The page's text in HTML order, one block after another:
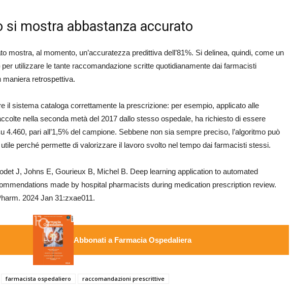
si mostra abbastanza accurato
mostra, al momento, un’accuratezza predittiva dell’81%. Si delinea, quindi, come un
utilizzare le tante raccomandazione scritte quotidianamente dai farmacisti
maniera retrospettiva.
il sistema cataloga correttamente la prescrizione: per esempio, applicato alle
nella seconda metà del 2017 dallo stesso ospedale, ha richiesto di essere
4.460, pari all’1,5% del campione. Sebbene non sia sempre preciso, l’algoritmo può
perché permette di valorizzare il lavoro svolto nel tempo dai farmacisti stessi.
J, Johns E, Gourieux B, Michel B. Deep learning application to automated
made by hospital pharmacists during medication prescription review.
2024 Jan 31:zxae011.
Abbonati a Farmacia Ospedaliera
farmacista ospedaliero raccomandazioni prescrittive